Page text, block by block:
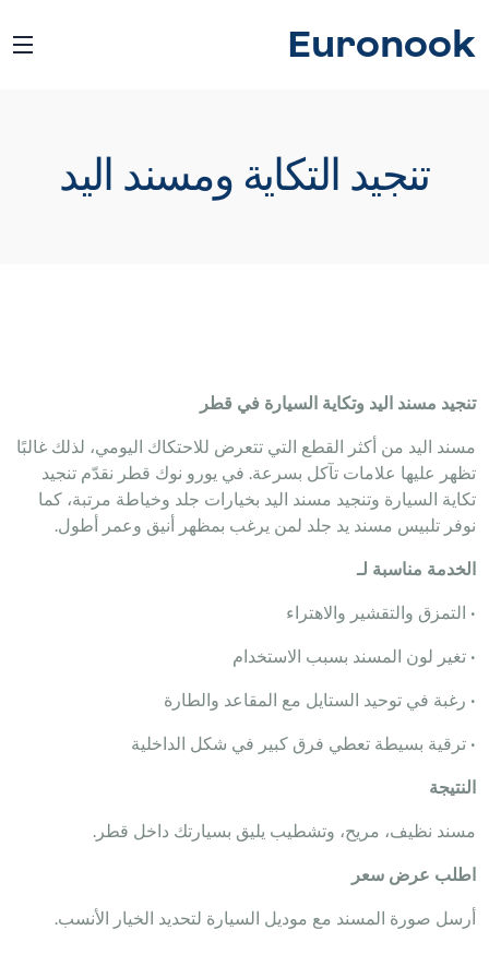
Euronook
تنجيد التكاية ومسند اليد
تنجيد مسند اليد وتكاية السيارة في قطر
مسند اليد من أكثر القطع التي تتعرض للاحتكاك اليومي، لذلك غالبًا
تظهر عليها علامات تآكل بسرعة. في يورو نوك قطر نقدّم تنجيد
تكاية السيارة وتنجيد مسند اليد بخيارات جلد وخياطة مرتبة، كما
نوفر تلبيس مسند يد جلد لمن يرغب بمظهر أنيق وعمر أطول.
الخدمة مناسبة لـ
• التمزق والتقشير والاهتراء
• تغير لون المسند بسبب الاستخدام
• رغبة في توحيد الستايل مع المقاعد والطارة
• ترقية بسيطة تعطي فرق كبير في شكل الداخلية
النتيجة
مسند نظيف، مريح، وتشطيب يليق بسيارتك داخل قطر.
اطلب عرض سعر
أرسل صورة المسند مع موديل السيارة لتحديد الخيار الأنسب.